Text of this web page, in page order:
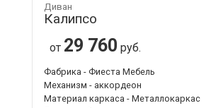
Диван
Калипсо
от 29 760 руб.
Фабрика - Фиеста Мебель
Механизм - аккордеон
Материал каркаса - Металлокаркас